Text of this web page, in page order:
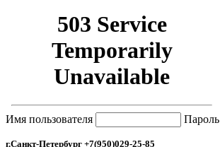
Имя пользователя Пароль
г.Санкт-Петербург +7(950)029-25-85